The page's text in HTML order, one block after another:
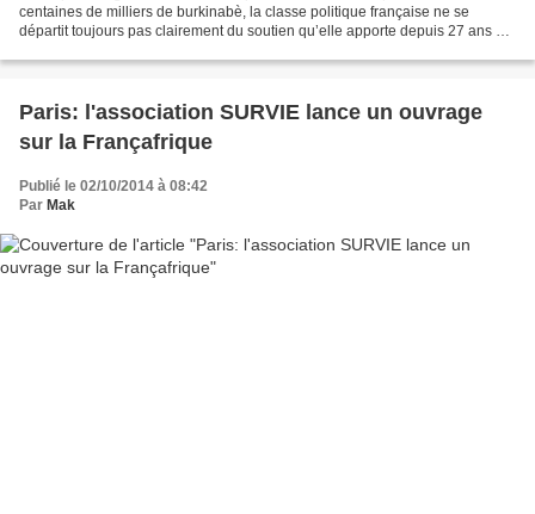
centaines de milliers de burkinabè, la classe politique française ne se
départit toujours pas clairement du soutien qu’elle apporte depuis 27 ans à
Paris: l'association SURVIE lance un ouvrage
sur la Françafrique
Publié le 02/10/2014 à 08:42
Par Mak